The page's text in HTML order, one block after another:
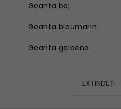
Geanta bej
Geanta bleumarin
Geanta galbena
EXTINDEȚI